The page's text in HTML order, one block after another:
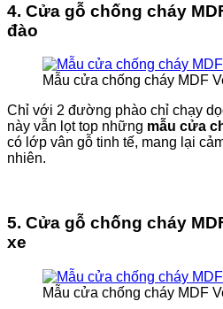
4. Cửa gỗ chống cháy
đào
Mẫu cửa chống cháy MDF
Chỉ với 2 đường phào chỉ chạy
này vẫn lọt top những mẫu cửa
có lớp vân gỗ tinh tế, mang lại
nhiên.
5. Cửa gỗ chống cháy
xe
Mẫu cửa chống cháy MDF